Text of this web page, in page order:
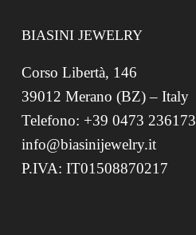
BIASINI JEWELRY
Corso Libertà, 146
39012 Merano (BZ) – Italy
Telefono: +39 0473 236173
info@biasinijewelry.it
P.IVA: IT01508870217